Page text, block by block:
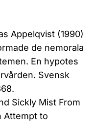
Appelqvist (1990)
de nemorala
En hypotes
Svensk
Sickly Mist From
Attempt to